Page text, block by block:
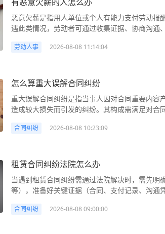
的“霸王条款”，消费者有权主张该条款无效。 2.
十三条，若消费者因不可抗力（如突发疫情、
件）无法履行合同，可依法解除合同并要求退款
台，需对入驻商家的资质、服务规则进行审核
绝退款的沟通记录（短信、平台聊天记录）、民
等，作为维权依据。 2. 明确退款理由，分类应
订单“取消政策”（如“入住前7天取消全额退，3
定，可主张按规则退款；若因商家原因（如民宿
（APP内“我的-客服中心-投诉商家”），提交证
商家、平台的侵权行为，消协会介入调查并组织调解。 解决方法： 1. 协商解决（首选
主动联系商家，说明退款原因（如“因突发疾病
款或延期入住（如改期到1个月内）。很多商家
入：若商家无正当理由拒绝退款，且平台规则
入住服务”），可要求平台依据规则直接从商家
某商场因退换货与店员发生争执，商场保安为“
型的商场工作人员执行职务中的故意伤害行为，商场需承担
明确侵权责任主体。根据《民法典》第1191条
其次，“故意伤害”可能涉及刑事犯罪。根据《刑
的，构成故意伤害罪，受害人可在刑事诉讼中提
商场工作人员或第三人）及责任方（商场）赔偿
错程度。例如，若工作人员私下与顾客发生冲
式、与商场沟通记录（如录音、微信聊天）等。
疗，保存诊断证明、病历、医疗费发票、用药清
申请警方委托法医鉴定，确定伤残等级及“轻伤/
明确责任主体并主张权利：与商场协商时，要求
诉，督促其履行义务。 4. 评估是否涉及刑事犯
恶意欠薪是指用人单位或个人有能力支付劳动
遇此类情况，劳动者可通过收集证据、协商沟通
律将为劳动者提供有力保障。 有恶意欠薪的人怎么办 恶意欠薪是日常生活中常见的劳动纠纷，
其基本生活。本文将从法律角度解析恶意欠薪的
工资”，而是指行为人主观上具有“拒不支付”的
动报酬的行为，或有能力支付却明确拒绝支付。
付劳动报酬罪”，需承担刑事责任。 从民事角度
括劳动关系证明（劳动合同、工牌、考勤记录、
单、微信/短信聊天记录、通话录音）、对方财
越充分，维权越顺利。 2. 优先尝试协商沟通：
投诉：若协商无果，向用人单位所在地或劳动
劳动人事 2026-08-08 11:14:04
怎么算重大误解合同纠纷
重大误解合同纠纷是指当事人因对合同重要内
造成较大损失而引发的纠纷。其构成需满足对合
解、仲裁或诉讼行使撤销权，被撤销后需返还财
了与真实意愿不符的意思表示，最终导致合同履
误认识引发的纠纷，就可能构成重大误解。 在实
多朋友会遇到签合同时没看清条款、事后觉得“
解。只有当误解涉及合同的核心要素，且对当
合同纠纷 2026-08-08 10:23:09
租赁合同纠纷法院怎么办
当遇到租赁合同纠纷需通过法院解决时，需先
等），准备好关键证据（合同、支付记录、沟通
执行。过程中需重点关注证据提交、庭审辩论
合同纠纷 2026-08-08 09:00:00